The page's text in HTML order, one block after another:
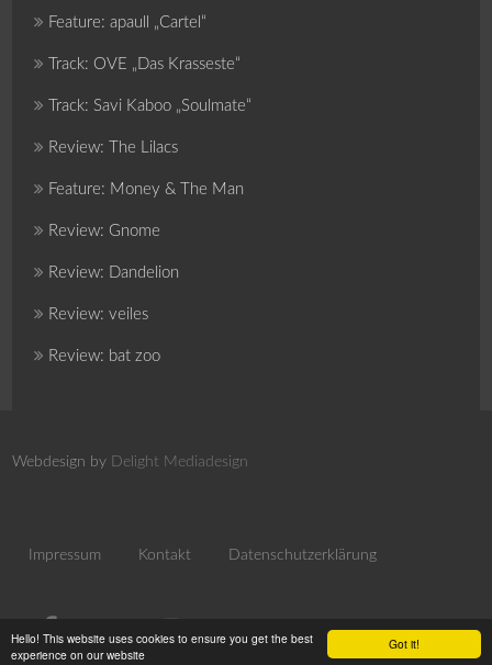
Got it!
Hello! This website uses cookies to ensure you get the best
experience on our website
Feature: apaull „Cartel“
Track: OVE „Das Krasseste“
Track: Savi Kaboo „Soulmate“
Review: The Lilacs
Feature: Money & The Man
Review: Gnome
Review: Dandelion
Review: veiles
Review: bat zoo
Webdesign by Delight Mediadesign
Impressum Kontakt Datenschutzerklärung